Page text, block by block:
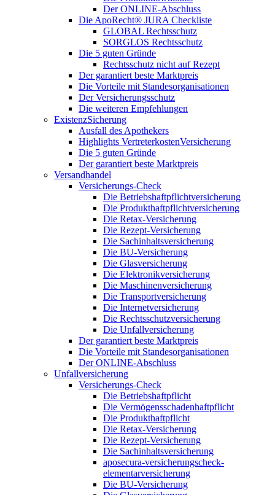
Der ONLINE-Abschluss
Die ApoRecht® JURA Checkliste
GLOBAL Rechtsschutz
SORGLOS Rechtsschutz
Die 5 guten Gründe
Rechtsschutz nicht auf Rezept
Der garantiert beste Marktpreis
Die Vorteile mit Standesorganisationen
Der Versicherungsschutz
Die weiteren Empfehlungen
ExistenzSicherung
Ausfall des Apothekers
Highlights VertreterkostenVersicherung
Die 5 guten Gründe
Der garantiert beste Marktpreis
Versandhandel
Versicherungs-Check
Die Betriebshaftpflichtversicherung
Die Produkthaftpflichtversicherung
Die Retax-Versicherung
Die Rezept-Versicherung
Die Sachinhaltsversicherung
Die BU-Versicherung
Die Glasversicherung
Die Elektronikversicherung
Die Maschinenversicherung
Die Transportversicherung
Die Internetversicherung
Die Rechtsschutzversicherung
Die Unfallversicherung
Der garantiert beste Marktpreis
Die Vorteile mit Standesorganisationen
Der ONLINE-Abschluss
Unfallversicherung
Versicherungs-Check
Die Betriebshaftpflicht
Die Vermögensschadenhaftpflicht
Die Produkthaftpflicht
Die Retax-Versicherung
Die Rezept-Versicherung
Die Sachinhaltsversicherung
aposecura-versicherungscheck-
elementarversicherung
Die BU-Versicherung